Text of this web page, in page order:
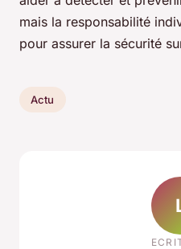
mais la responsabilité
pour assurer la sécurité
Actu